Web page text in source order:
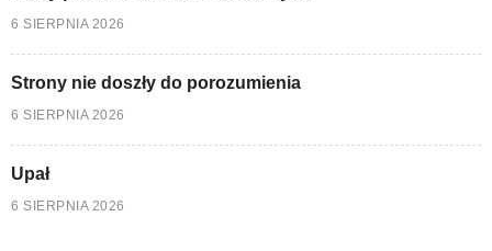
6 SIERPNIA 2026
Strony nie doszły do porozumienia
6 SIERPNIA 2026
Upał
6 SIERPNIA 2026